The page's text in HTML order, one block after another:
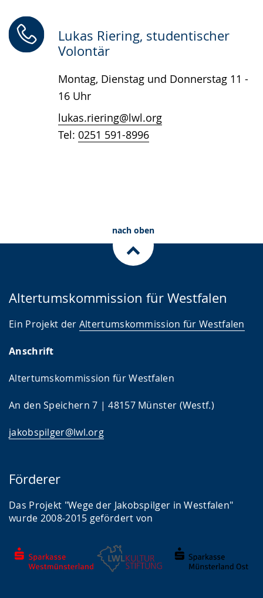
Lukas Riering, studentischer
Volontär
Montag, Dienstag und Donnerstag 11 -
16 Uhr
lukas.riering@lwl.org
Tel: 0251 591-8996
nach oben
Altertumskommission für Westfalen
Ein Projekt der Altertumskommission für Westfalen
Anschrift
Altertumskommission für Westfalen
An den Speichern 7 | 48157 Münster (Westf.)
jakobspilger@lwl.org
Förderer
Das Projekt "Wege der Jakobspilger in Westfalen"
wurde 2008-2015 gefördert von